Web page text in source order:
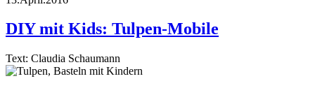
DIY mit Kids: Tulpen-Mobile
Text: Claudia Schaumann